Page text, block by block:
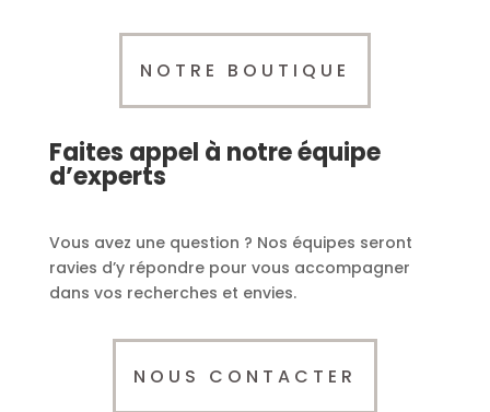
NOTRE BOUTIQUE
Faites appel à notre équipe
d’experts
Vous avez une question ? Nos équipes seront
ravies d’y répondre pour vous accompagner
dans vos recherches et envies.
NOUS CONTACTER